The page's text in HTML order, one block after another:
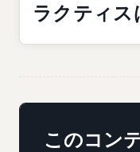
ラクティス
このコン